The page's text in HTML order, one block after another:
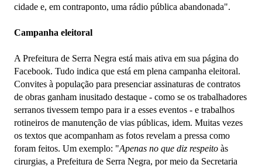
cidade e, em contraponto, uma rádio pública abandonada".
Campanha eleitoral
A Prefeitura de Serra Negra está mais ativa em sua página do
Facebook. Tudo indica que está em plena campanha eleitoral.
Convites à população para presenciar assinaturas de contratos
de obras ganham inusitado destaque - como se os trabalhadores
serranos tivessem tempo para ir a esses eventos - e trabalhos
rotineiros de manutenção de vias públicas, idem. Muitas vezes
os textos que acompanham as fotos revelam a pressa como
foram feitos. Um exemplo: "Apenas no que diz respeito às
cirurgias, a Prefeitura de Serra Negra, por meio da Secretaria